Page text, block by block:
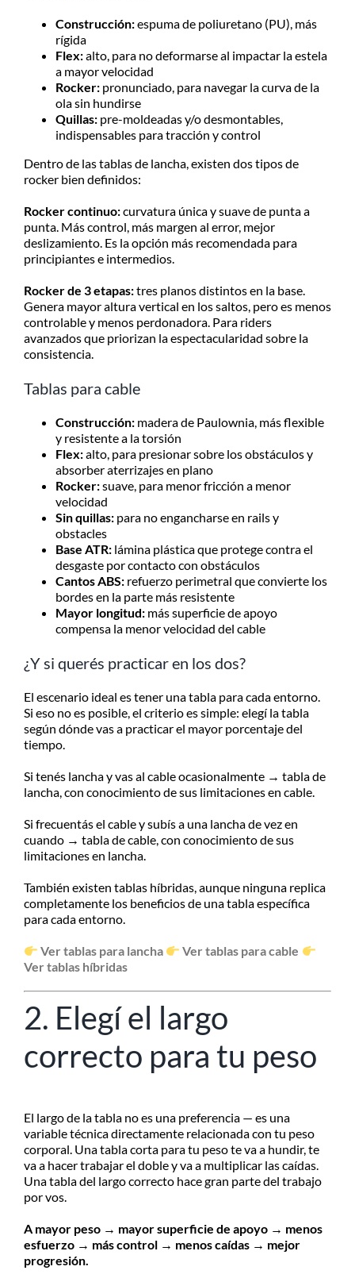
Construcción:espuma de poliuretano (PU), más
rígida
Flex:alto, para no deformarse al impactar la estela
a mayor velocidad
Rocker: pronunciado, para navegar la curva de la
ola sin hundirse
Quillas: pre-moldeadas y/o desmontables,
indispensables para tracción y control
Dentro de las tablas de lancha, existen dos tipos de
rocker bien definidos:
Rocker continuo:curvatura única y suave de punta a
punta. Más control, más margen al error, mejor
deslizamiento. Es la opción más recomendada para
principiantes e intermedios.
Rocker de 3 etapas:tres planos distintos en la base.
Genera mayor altura vertical en los saltos, pero es menos
controlable y menos perdonadora. Para riders
avanzados que priorizan la espectacularidad sobre la
consistencia.
Tablas para cable
Construcción: madera de Paulownia, más flexible
y resistente a la torsión
Flex:alto, para presionar sobre los obstáculos y
absorber aterrizajes en plano
Rocker:suave, para menor fricción a menor
velocidad
Sin quillas: para no engancharse en rails y
obstacles
Base ATR: lámina plástica que protege contra el
desgaste por contacto con obstáculos
Cantos ABS: refuerzo perimetral que convierte los
bordes en la parte más resistente
Mayor longitud: más superficie de apoyo
compensa la menor velocidad del cable
¿Y si querés practicar en los dos?
El escenario ideal es tener una tabla para cada entorno.
Si eso no es posible, el criterio es simple: elegí la tabla
según dónde vas a practicar el mayor porcentaje del
tiempo.
Si tenés lancha y vas al cable ocasionalmente → tabla de
lancha, con conocimiento de sus limitaciones en cable.
Si frecuentás el cable y subís a una lancha de vez en
cuando → tabla de cable, con conocimiento de sus
limitaciones en lancha.
También existen tablas híbridas, aunque ninguna replica
completamente los beneficios de una tabla específica
para cada entorno.
Ver tablas para lancha
Ver tablas para cable
Ver tablas híbridas
2. Elegí el largo
correcto para tu peso
El largo de la tabla no es una preferencia — es una
variable técnica directamente relacionada con tu peso
corporal. Una tabla corta para tu peso te va a hundir, te
va a hacer trabajar el doble y va a multiplicar las caídas.
Una tabla del largo correcto hace gran parte del trabajo
por vos.
A mayor peso → mayor superficie de apoyo → menos
esfuerzo → más control → menos caídas → mejor
progresión.